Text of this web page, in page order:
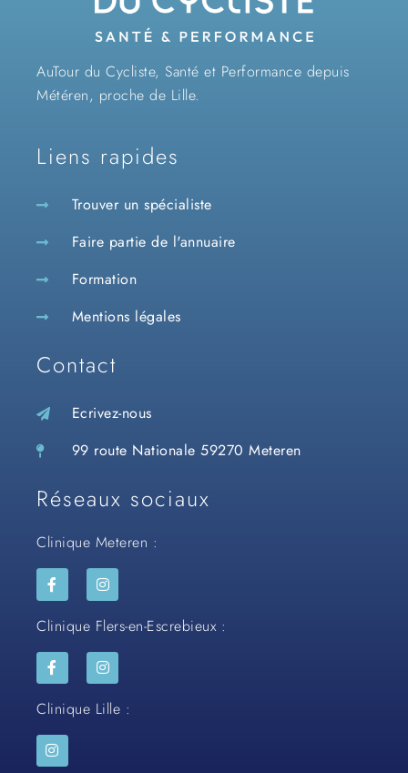
AuTour du Cycliste, Santé et Performance depuis
Météren, proche de Lille.
Liens rapides
Trouver un spécialiste
Faire partie de l'annuaire
Formation
Mentions légales
Contact
Ecrivez-nous
99 route Nationale 59270 Meteren
Réseaux sociaux
Clinique Meteren :
Clinique Flers-en-Escrebieux :
Clinique Lille :